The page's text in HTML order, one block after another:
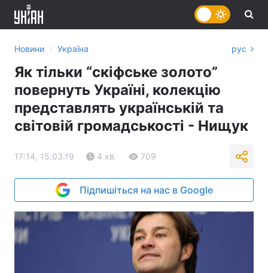
Новини › Україна рус
Як тільки “скіфське золото”
повернуть Україні, колекцію
представлять українській та
світовій громадськості - Нищук
17:14, 15.03.19 4 хв. 709
Підпишіться на нас в Google